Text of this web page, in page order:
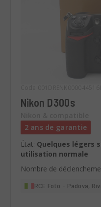
Nikon D300s
2 ans de garantie
État: Quelques légers
utilisation normale
Nombre de
RCE Foto - Padova,